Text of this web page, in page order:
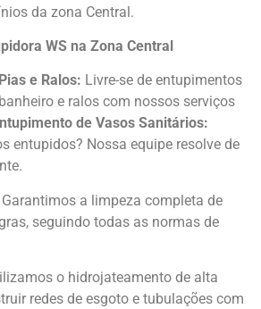
da zona Central.
WS na Zona Central
e Ralos: Livre-se de entupimentos
e ralos com nossos serviços
de Vasos Sanitários:
entupidos? Nossa equipe resolve de
Garantimos a limpeza completa de
seguindo todas as normas de
o hidrojateamento de alta
redes de esgoto e tubulações com